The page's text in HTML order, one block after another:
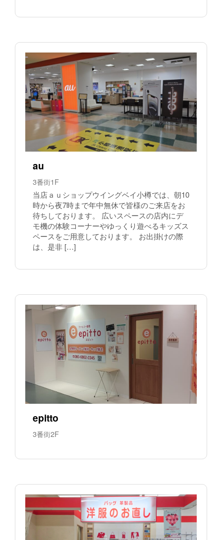
au
3番街1F
当店ａｕショップウイングベイ小樽では、朝10
時から夜7時まで年中無休で皆様のご来店をお
待ちしております。 広いスペースの店内にデ
モ機の体験コーナーやゆっくり遊べるキッズス
ペースをご用意しております。 お出掛けの際
は、是非 […]
epitto
3番街2F